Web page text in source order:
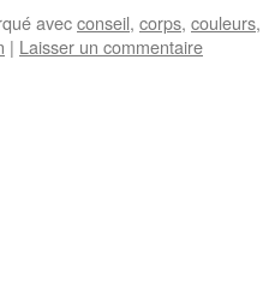
avecconseil, corps, couleurs
| Laisser un commentaire